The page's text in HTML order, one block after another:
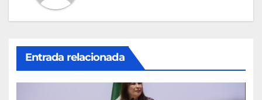
Entrada relacionada